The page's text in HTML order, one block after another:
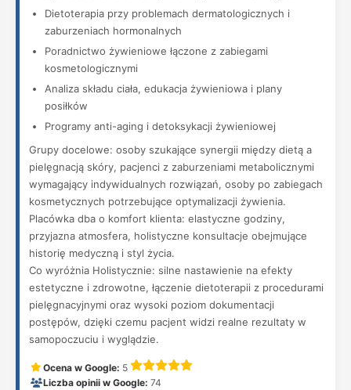
Dietoterapia przy problemach dermatologicznych i
zaburzeniach hormonalnych
Poradnictwo żywieniowe łączone z zabiegami
kosmetologicznymi
Analiza składu ciała, edukacja żywieniowa i plany
posiłków
Programy anti-aging i detoksykacji żywieniowej
Grupy docelowe: osoby szukające synergii między dietą a
pielęgnacją skóry, pacjenci z zaburzeniami metabolicznymi
wymagający indywidualnych rozwiązań, osoby po zabiegach
kosmetycznych potrzebujące optymalizacji żywienia.
Placówka dba o komfort klienta: elastyczne godziny,
przyjazna atmosfera, holistyczne konsultacje obejmujące
historię medyczną i styl życia.
Co wyróżnia Holistycznie: silne nastawienie na efekty
estetyczne i zdrowotne, łączenie dietoterapii z procedurami
pielęgnacyjnymi oraz wysoki poziom dokumentacji
postępów, dzięki czemu pacjent widzi realne rezultaty w
samopoczuciu i wyglądzie.
Ocena w Google: 5
Liczba opinii w Google: 74